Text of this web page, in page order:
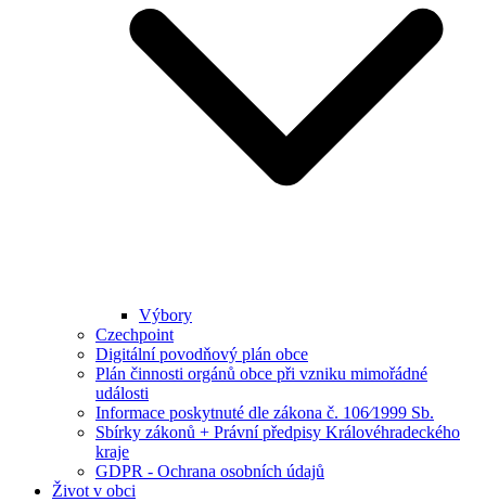
Výbory
Czechpoint
Digitální povodňový plán obce
Plán činnosti orgánů obce při vzniku mimořádné
události
Informace poskytnuté dle zákona č. 106⁄1999 Sb.
Sbírky zákonů + Právní předpisy Královéhradeckého
kraje
GDPR - Ochrana osobních údajů
Život v obci